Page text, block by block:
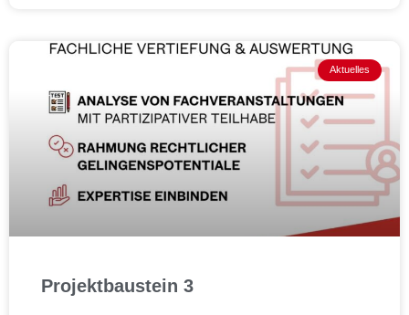
Aktuelles
Projektbaustein 3